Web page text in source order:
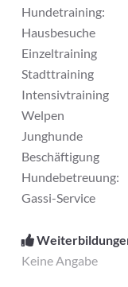
Hundetraining:
Hausbesuche
Einzeltraining
Stadttraining
Intensivtraining
Welpen
Junghunde
Beschäftigung
Hundebetreuung:
Gassi-Service
Keine Angabe